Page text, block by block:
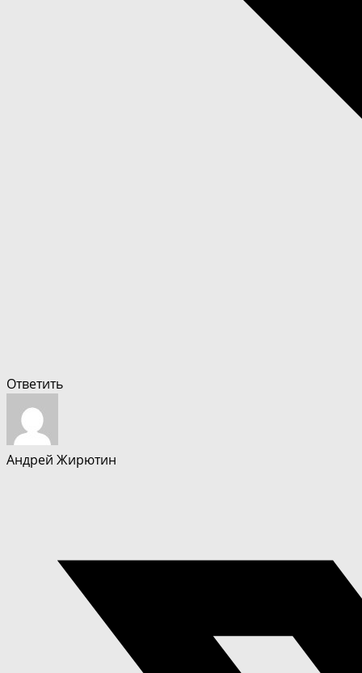
Ответить
Андрей Жирютин